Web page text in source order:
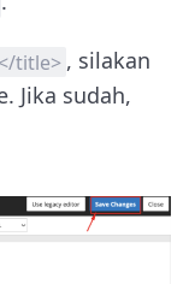
title> , silakan
Jika sudah,